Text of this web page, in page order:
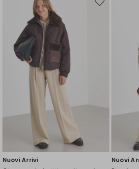
Sposta
Nuovi Arrivi
Nuovi